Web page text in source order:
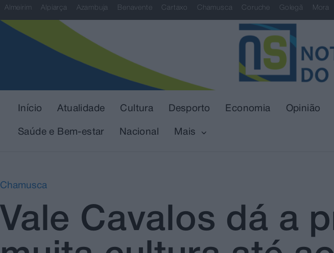
Almeirim Alpiarça Azambuja Benavente Cartaxo Chamusca Coruche Golegã Mora
Início Atualidade Cultura Desporto Economia Opinião
Saúde e Bem-estar Nacional Mais
Chamusca
Vale Cavalos dá a